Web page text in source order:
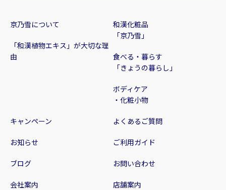
京乃雪について
「和漢植物エキス」が大切な理
由
和漢化粧品
「京乃雪」
食べる・暮らす
「きょうの暮らし」
ボディケア
・化粧小物
キャンペーン
お知らせ
ブログ
会社案内 店舗案内
よくあるご質問
ご利用ガイド
お問い合わせ